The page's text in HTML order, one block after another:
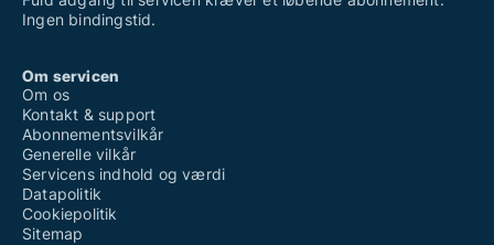
Ingen bindingstid.
Om servicen
Om os
Kontakt & support
Abonnementsvilkår
Generelle vilkår
Servicens indhold og værdi
Datapolitik
Cookiepolitik
Sitemap